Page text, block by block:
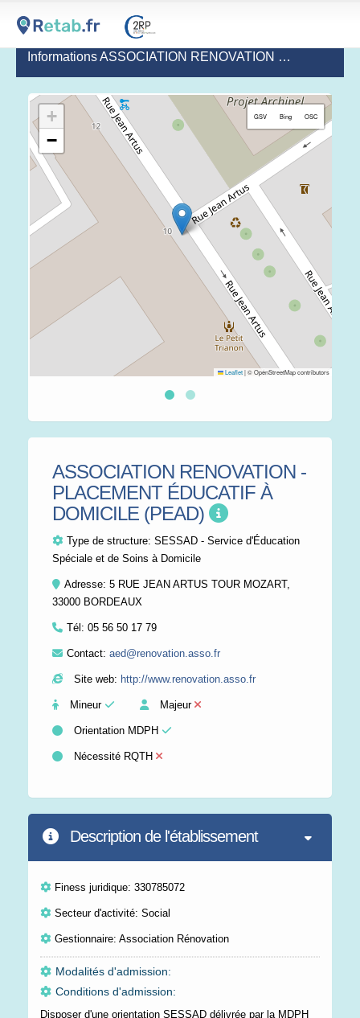
Informations ASSOCIATION RENOVATION - PLACEMENT ÉDUCATIF À DOMICILE (PEAD)
+
−
GSV Bing OSC
Leaflet|© OpenStreetMap contributors
ASSOCIATION RENOVATION -
PLACEMENT ÉDUCATIF À
DOMICILE (PEAD)
Type de structure: SESSAD - Service d'Éducation
Spéciale et de Soins à Domicile
Adresse: 5 RUE JEAN ARTUS TOUR MOZART,
33000 BORDEAUX
Tél: 05 56 50 17 79
Contact: aed@renovation.asso.fr
Site web: http://www.renovation.asso.fr
Mineur Majeur
Orientation MDPH
Nécessité RQTH
Description de l'établissement
Finess juridique: 330785072
Secteur d'activité: Social
Gestionnaire: Association Rénovation
Modalités d'admission:
Conditions d'admission:
Disposer d'une orientation SESSAD délivrée par la MDPH